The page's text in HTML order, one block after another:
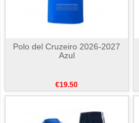
Polo del Cruzeiro 2026-2027
Azul
€19.50